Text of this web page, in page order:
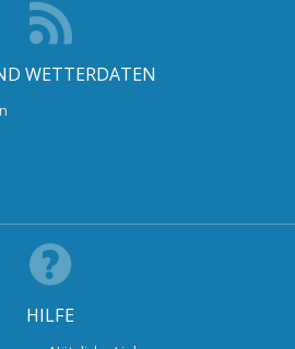
WETTERDATEN
HILFE